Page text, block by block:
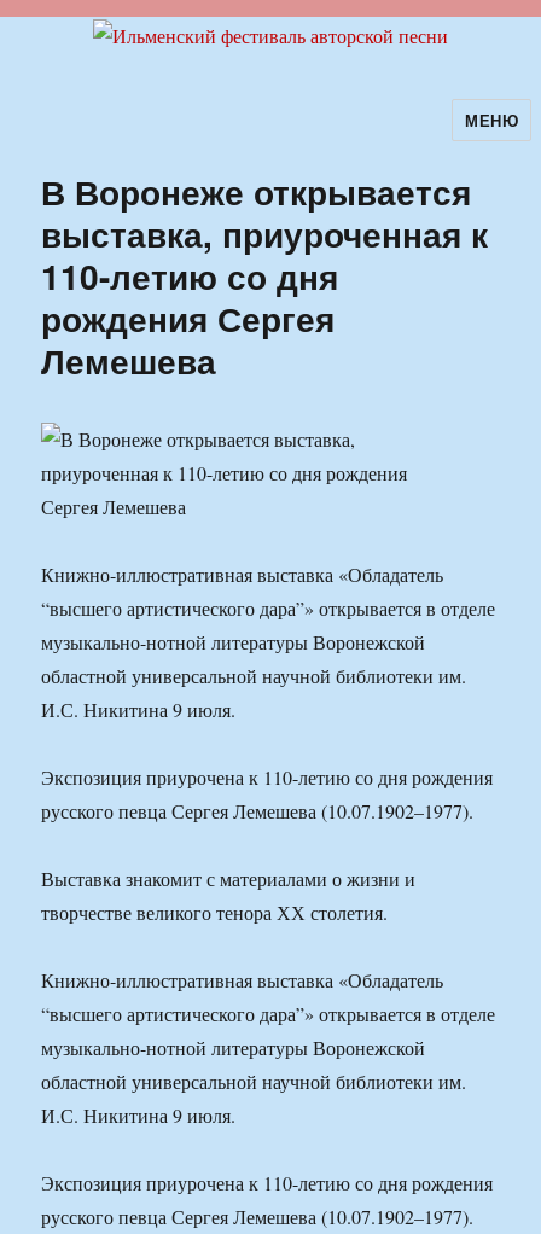
Ильменский фестиваль авторскойМЕНЮ
В Воронеже открывается
выставка, приуроченная к
110-летию со дня
рождения Сергея
Лемешева
Книжно-иллюстративная выставка «Обладатель
“высшего артистического дара”» открывается в отделе
музыкально-нотной литературы Воронежской
областной универсальной научной библиотеки им.
И.С. Никитина 9 июля.
Экспозиция приурочена к 110-летию со дня рождения
русского певца Сергея Лемешева (10.07.1902–1977).
Выставка знакомит с материалами о жизни и
творчестве великого тенора ХХ столетия.
Книжно-иллюстративная выставка «Обладатель
“высшего артистического дара”» открывается в отделе
музыкально-нотной литературы Воронежской
областной универсальной научной библиотеки им.
И.С. Никитина 9 июля.
Экспозиция приурочена к 110-летию со дня рождения
русского певца Сергея Лемешева (10.07.1902–1977).